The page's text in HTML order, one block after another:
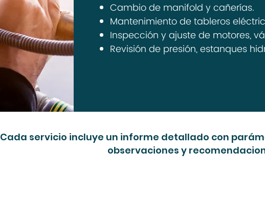
Cambio de manifold y cañerías.
Mantenimiento de tableros
Inspección y ajuste de motores,
Revisión de presión, estanques
Cada servicio incluye un informe detallado con
observaciones y